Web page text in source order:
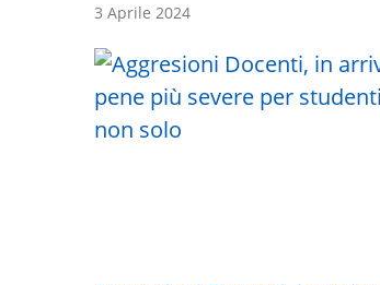
3 Aprile 2024